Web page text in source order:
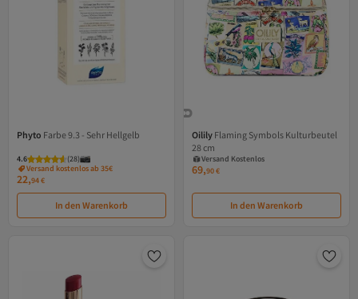
Phyto Farbe 9.3 - Sehr Hellgelb
4.6 (28)
Versand kostenlos ab 35€
22,94€
In den Warenkorb
Oilily Flaming Symbols Kulturbeutel
28 cm
Versand Kostenlos
Gratis Versand
Versand Kostenlos
69,90€
In den Warenkorb